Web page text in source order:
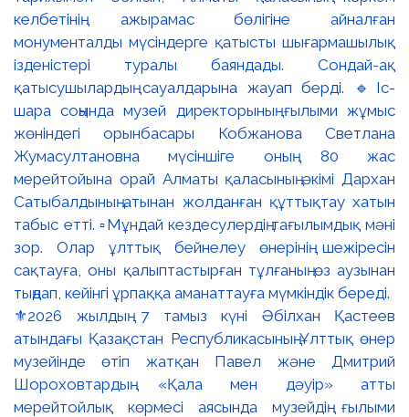
⚜️2026 жылдың 7 тамыз күні Әбілхан Қастеев
атындағы Қазақстан Республикасының Ұлттық өнер
музейінде өтіп жатқан Павел және Дмитрий
Шороховтардың «Қала мен дәуір» атты
мерейтойлық көрмесі аясында музейдің ғылыми